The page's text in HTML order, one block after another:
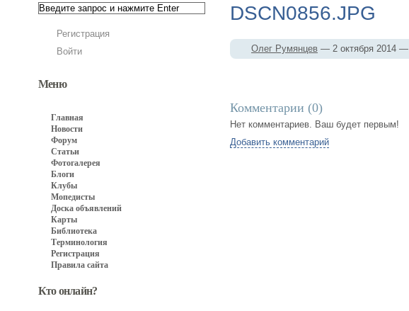
Регистрация
Войти
Меню
Главная
Новости
Форум
Статьи
Фотогалерея
Блоги
Клубы
Мопедисты
Доска объявлений
Карты
Библиотека
Терминология
Регистрация
Правила сайта
Кто онлайн?
DSCN0856.JPG
Олег Румянцев — 2 октября 2014 —
Комментарии (0)
Нет комментариев. Ваш будет первым!
Добавить комментарий